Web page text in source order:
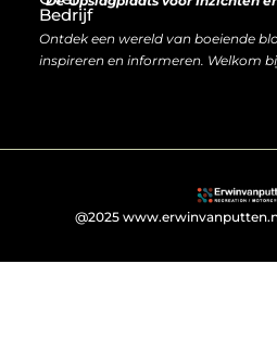
Bedrijf
Ontdek een wereld van boeiende
inspireren en informeren. Welkom
@2025